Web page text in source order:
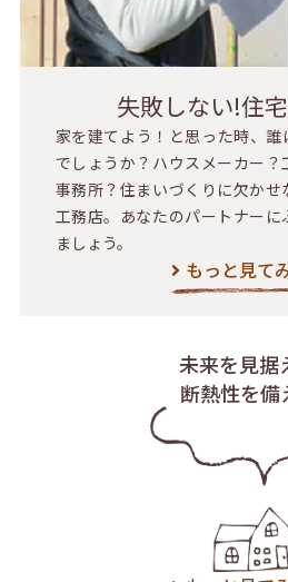
失敗しない!住
家を建てよう！と思った時、誰
でしょうか？ハウスメーカー
事務所？住まいづくりに欠か
工務店。あなたのパートナー
ましょう。
もっと見て
未来を見据
断熱性を備